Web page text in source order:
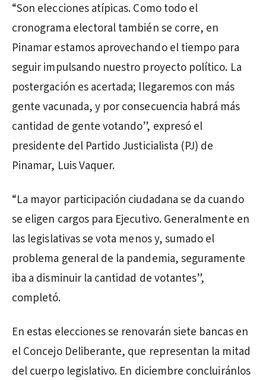
“Son elecciones atípicas. Como todo el
cronograma electoral también se corre, en
Pinamar estamos aprovechando el tiempo para
seguir impulsando nuestro proyecto político. La
postergación es acertada; llegaremos con más
gente vacunada, y por consecuencia habrá más
cantidad de gente votando”, expresó el
presidente del Partido Justicialista (PJ) de
Pinamar, Luis Vaquer.
“La mayor participación ciudadana se da cuando
se eligen cargos para Ejecutivo. Generalmente en
las legislativas se vota menos y, sumado el
problema general de la pandemia, seguramente
iba a disminuir la cantidad de votantes”,
completó.
En estas elecciones se renovarán siete bancas en
el Concejo Deliberante, que representan la mitad
del cuerpo legislativo. En diciembre concluiránlos